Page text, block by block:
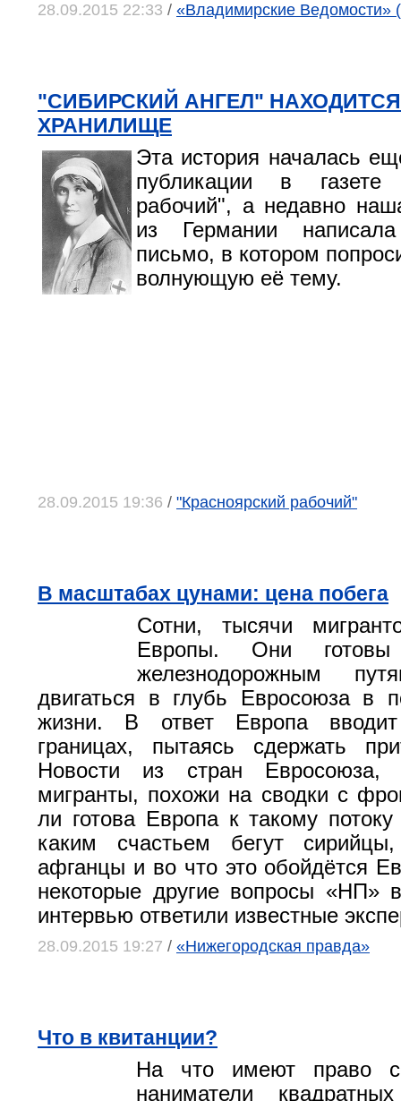
28.09.2015 22:33 / «Владимирские Ведомости»
"СИБИРСКИЙ АНГЕЛ"
ХРАНИЛИЩЕ
Эта история началась
публикации в газете
рабочий", а недавно
из Германии
письмо, в котором
волнующую её тему.
28.09.2015 19:36 / "Красноярский рабочий"
В масштабах цунами: цена побега
Сотни, тысячи
Европы. Они
железнодорожным
двигаться в глубь Евросоюза в
жизни. В ответ Европа
границах, пытаясь сдержать
Новости из стран Евросоюза,
мигранты, похожи на сводки с
ли готова Европа к такому
каким счастьем бегут
афганцы и во что это обойдётся
некоторые другие вопросы «НП»
интервью ответили известные
28.09.2015 19:27 / «Нижегородская правда»
Что в квитанции?
На что имеют право
наниматели